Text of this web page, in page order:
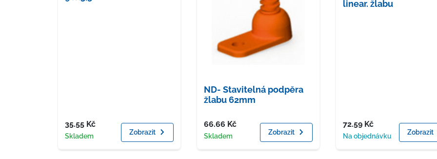
Cena
35.55 Kč
Dostupnost
Skladem Zobrazit
ND- Stavitelná podpěra
žlabu 62mm
Cena
66.66 Kč
Dostupnost
Skladem Zobrazit
linear. žlabu
Cena
72.59 Kč
Dostupnost
Na objednávku Zobrazit